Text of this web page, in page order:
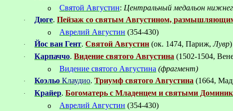
o Святой Августин: Центральный медальон
· Дюге.Пейзаж со святым Августином,
o Аврелий Августин (354-430)
· Йос ван Гент.Святой Августин (ок. 1474, Париж,Лувр)
· Карпаччо.Видение святого Августина (1502-1504,
o Видение святого Августина (фрагмент)
· Коэльо Клаудио.Триумф святого Августина (1664,
· Крайер.Богоматерь с Младенцем и святыми
o Аврелий Августин (354-430)